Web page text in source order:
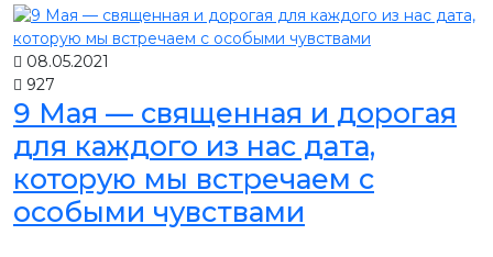
08.05.2021
927
9 Мая — священная и дорогая
для каждого из нас дата,
которую мы встречаем с
особыми чувствами